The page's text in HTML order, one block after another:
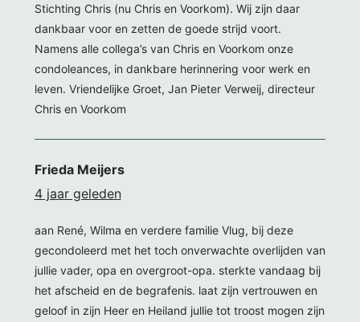
Stichting Chris (nu Chris en Voorkom). Wij zijn daar
dankbaar voor en zetten de goede strijd voort.
Namens alle collega’s van Chris en Voorkom onze
condoleances, in dankbare herinnering voor werk en
leven. Vriendelijke Groet, Jan Pieter Verweij, directeur
Chris en Voorkom
Frieda Meijers
4 jaar geleden
aan René, Wilma en verdere familie Vlug, bij deze
gecondoleerd met het toch onverwachte overlijden van
jullie vader, opa en overgroot-opa. sterkte vandaag bij
het afscheid en de begrafenis. laat zijn vertrouwen en
geloof in zijn Heer en Heiland jullie tot troost mogen zijn